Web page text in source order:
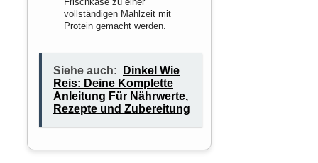
vollständigen Mahlzeit mit
Protein gemacht werden.
Siehe auch:
Dinkel Wie
Reis: Deine Komplette
Anleitung Für Nährwerte,
Rezepte und Zubereitung